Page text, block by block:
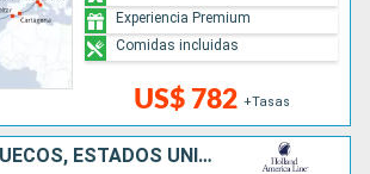
US$ 782 +Tasas
Experiencia Premium
Comidas incluidas
ESPAÑA, MARRUECOS, ESTADOS UNIDOS